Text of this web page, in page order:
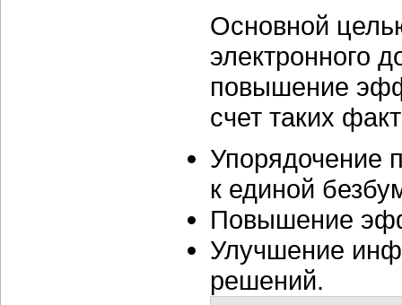
Основной
электронного
повышение
счет таких
Упорядочение
к единой
Повышение
Улучшение
решений.